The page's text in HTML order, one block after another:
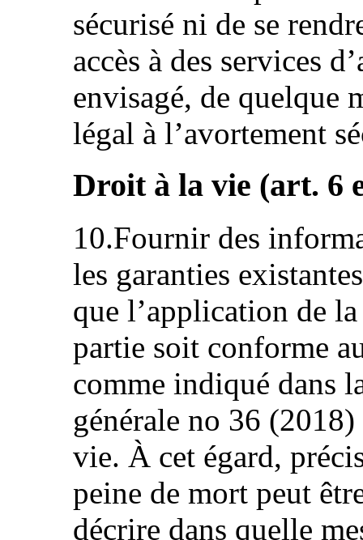
sécurisé ni de se
accès à des services
envisagé, de quelque
légal à l’avortement
Droit à la vie (art. 6
10.Fournir des
les garanties
que l’application de
partie soit conforme
comme indiqué dans
générale no 36
vie. À cet égard,
peine de mort peut
décrire dans quelle